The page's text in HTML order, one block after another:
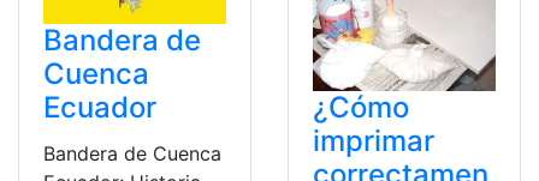
Bandera de
Cuenca
Ecuador
Bandera de Cuenca
¿Cómo
imprimar